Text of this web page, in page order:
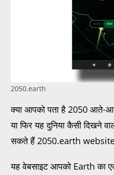
2050.earth
क्या आपको पता है 2050 आते-
या फिर यह दुनिया कैसी दिखने
सकते हैं 2050.earth
यह वेबसाइट आपको Earth